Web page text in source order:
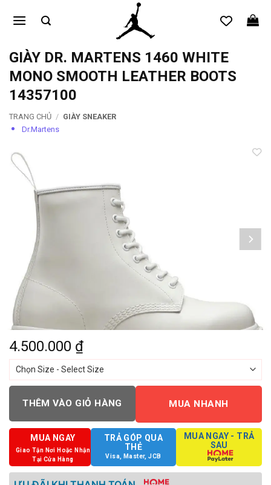
qua
dungGIÀY DR. MARTENS 1460 WHITE
MONO SMOOTH LEATHER BOOTS
14357100
TRANG CHỦ / GIÀY SNEAKER
Dr.Martens
4.500.000 ₫
THÊM VÀO GIỎ HÀNG MUA NHANH
MUA NGAY
Giao Tận Nơi Hoặc Nhận
Tại Cửa Hàng
TRẢ GÓP QUA
THẺ
Visa, Master, JCB
MUA NGAY - TRẢ
SAU